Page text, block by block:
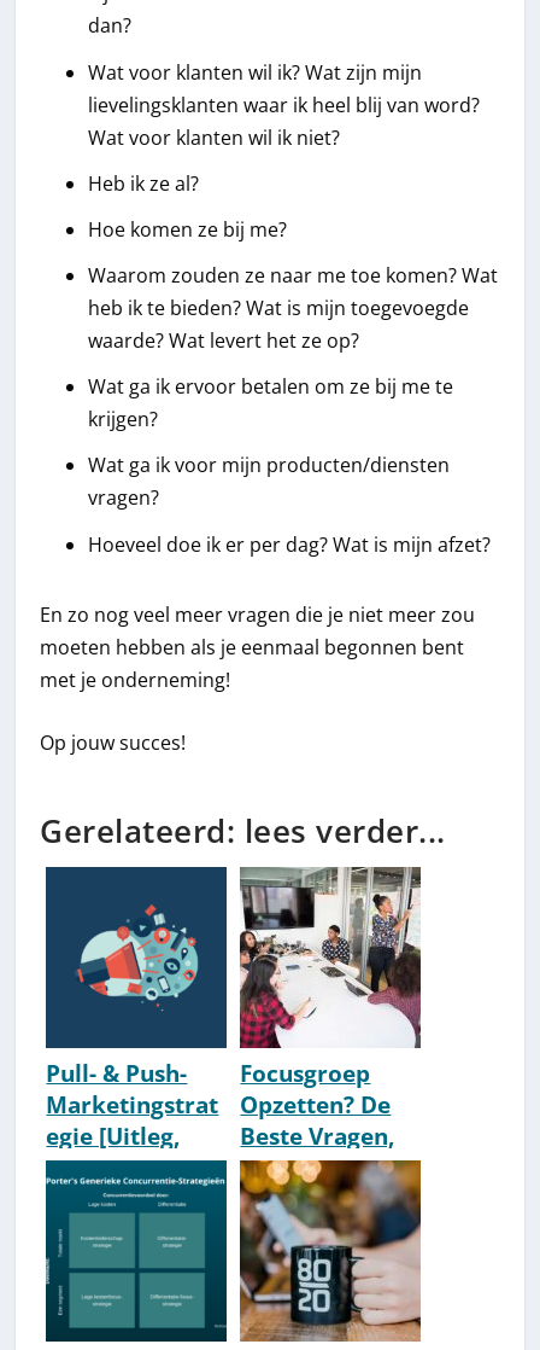
dan?
Wat voor klanten wil ik? Wat zijn mijn
lievelingsklanten waar ik heel blij van word?
Wat voor klanten wil ik niet?
Heb ik ze al?
Hoe komen ze bij me?
Waarom zouden ze naar me toe komen? Wat
heb ik te bieden? Wat is mijn toegevoegde
waarde? Wat levert het ze op?
Wat ga ik ervoor betalen om ze bij me te
krijgen?
Wat ga ik voor mijn producten/diensten
vragen?
Hoeveel doe ik er per dag? Wat is mijn afzet?
En zo nog veel meer vragen die je niet meer zou
moeten hebben als je eenmaal begonnen bent
met je onderneming!
Op jouw succes!
Gerelateerd: lees verder...
Pull- & Push-
Marketingstrat
egie [Uitleg,
Betekenis &
Voorbeelden]
Focusgroep
Opzetten? De
Beste Vragen,
Werkvormen &
Tips